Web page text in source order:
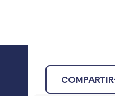
COMPARTIR